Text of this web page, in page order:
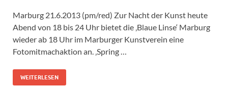
Marburg 21.6.2013 (pm/red) Zur Nacht der Kunst heute
Abend von 18 bis 24 Uhr bietet die ‚Blaue Linse‘ Marburg
wieder ab 18 Uhr im Marburger Kunstverein eine
Fotomitmachaktion an. ‚Spring …
WEITERLESEN